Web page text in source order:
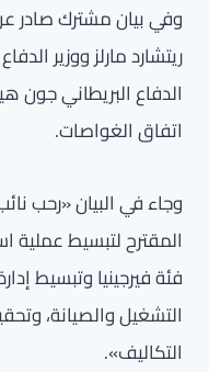
وفي بيان مشترك صادر عن
ريتشارد مارلز ووزير
الدفاع البريطاني جون
اتفاق الغواصات.
وجاء في البيان «رحب
المقترح لتبسيط عملية
فئة فيرجينيا وتبسيط
التشغيل والصيانة،
التكاليف».